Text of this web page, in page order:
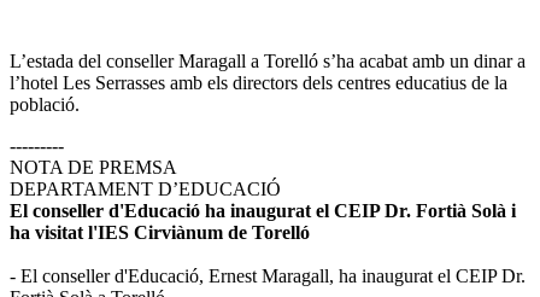
L’estada del conseller Maragall a Torelló s’ha acabat amb un dinar a
l’hotel Les Serrasses amb els directors dels centres educatius de la
població.
---------
NOTA DE PREMSA
DEPARTAMENT D’EDUCACIÓ
El conseller d'Educació ha inaugurat el CEIP Dr. Fortià Solà i
ha visitat l'IES Cirviànum de Torelló
- El conseller d'Educació, Ernest Maragall, ha inaugurat el CEIP Dr.